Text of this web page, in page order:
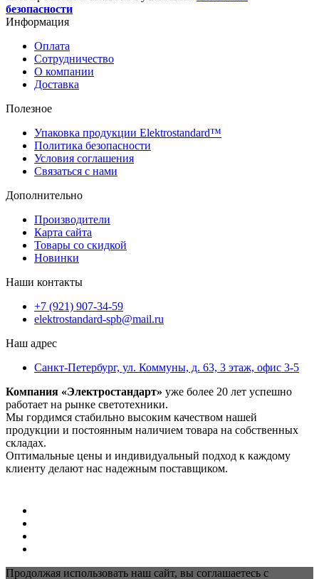
безопасности
Информация
Оплата
Сотрудничество
О компании
Доставка
Полезное
Упаковка продукции Elektrostandard™
Политика безопасности
Условия соглашения
Связаться с нами
Дополнительно
Производители
Карта сайта
Товары со скидкой
Новинки
Наши контакты
+7 (921) 907-34-59
elektrostandard-spb@mail.ru
Наш адрес
Санкт-Петербург, ул. Коммуны, д. 63, 3 этаж, офис 3-5
Компания «Электростандарт» уже более 20 лет успешно
работает на рынке светотехники.
Мы гордимся стабильно высоким качеством нашей
продукции и постоянным наличием товара на собственных
складах.
Оптимальные цены и индивидуальный подход к каждому
клиенту делают нас надежным поставщиком.
Продолжая использовать наш сайт, вы соглашаетесь с